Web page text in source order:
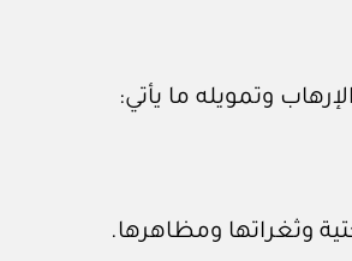
وتمويله ما يأتي: